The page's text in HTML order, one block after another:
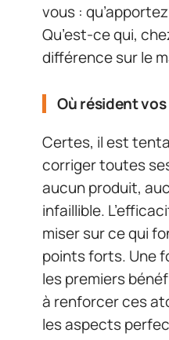
vous :
Qu’est-ce qui,
différence sur le
Où résident
Certes, il est
corriger toutes
aucun produit,
infaillible.
miser sur ce qui
points forts. Une
les premiers
à renforcer ces
les aspects